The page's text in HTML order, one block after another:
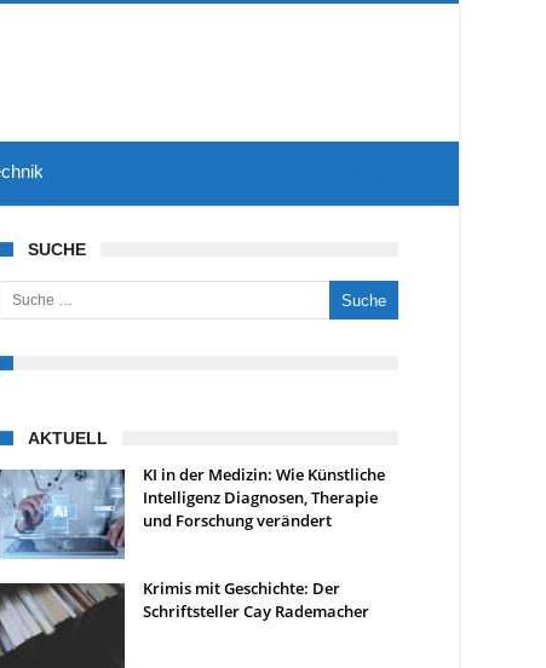
SUCHE
Suche nach:
AKTUELL
KI in der Medizin: Wie Künstliche
Intelligenz Diagnosen, Therapie
und Forschung verändert
Krimis mit Geschichte: Der
Schriftsteller Cay Rademacher